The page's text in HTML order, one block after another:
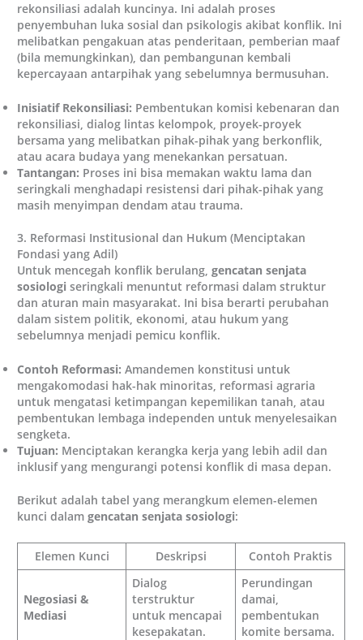
rekonsiliasi adalah kuncinya. Ini adalah proses
penyembuhan luka sosial dan psikologis akibat konflik. Ini
melibatkan pengakuan atas penderitaan, pemberian maaf
(bila memungkinkan), dan pembangunan kembali
kepercayaan antarpihak yang sebelumnya bermusuhan.
Inisiatif Rekonsiliasi: Pembentukan komisi kebenaran dan
rekonsiliasi, dialog lintas kelompok, proyek-proyek
bersama yang melibatkan pihak-pihak yang berkonflik,
atau acara budaya yang menekankan persatuan.
Tantangan: Proses ini bisa memakan waktu lama dan
seringkali menghadapi resistensi dari pihak-pihak yang
masih menyimpan dendam atau trauma.
3. Reformasi Institusional dan Hukum (Menciptakan
Fondasi yang Adil)
Untuk mencegah konflik berulang,gencatan senjata
sosiologi seringkali menuntut reformasi dalam struktur
dan aturan main masyarakat. Ini bisa berarti perubahan
dalam sistem politik, ekonomi, atau hukum yang
sebelumnya menjadi pemicu konflik.
Contoh Reformasi: Amandemen konstitusi untuk
mengakomodasi hak-hak minoritas, reformasi agraria
untuk mengatasi ketimpangan kepemilikan tanah, atau
pembentukan lembaga independen untuk menyelesaikan
sengketa.
Tujuan: Menciptakan kerangka kerja yang lebih adil dan
inklusif yang mengurangi potensi konflik di masa depan.
Berikut adalah tabel yang merangkum elemen-elemen
kunci dalamgencatan senjata sosiologi:
Elemen Kunci Deskripsi Contoh Praktis
Negosiasi &
Mediasi
Dialog
terstruktur
untuk mencapai
kesepakatan.
Perundingan
damai,
pembentukan
komite bersama.